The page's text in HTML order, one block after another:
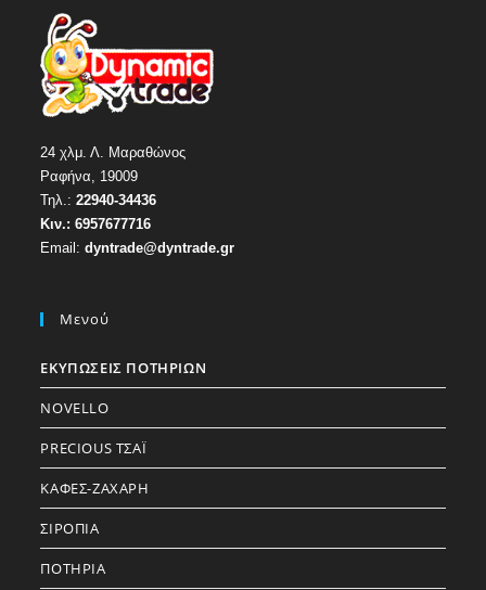
24 χλμ. Λ. Μαραθώνος
Ραφήνα, 19009
Τηλ.:22940-34436
Κιν.:6957677716
Email:dyntrade@dyntrade.gr
Μενού
ΕΚΥΠΩΣΕΙΣ ΠΟΤΗΡΙΩΝ
NOVELLO
PRECIOUS ΤΣΑΪ
ΚΑΦΕΣ-ΖΑΧΑΡΗ
ΣΙΡΟΠΙΑ
ΠΟΤΗΡΙΑ